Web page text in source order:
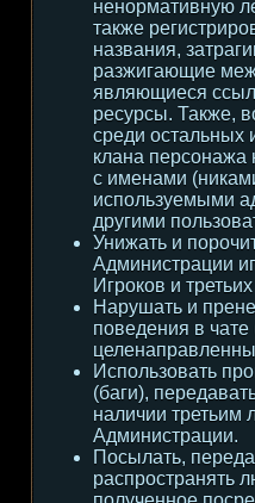
ненормативную
также
названия,
разжигающие
являющиеся
ресурсы. Также,
среди остальных
клана
с именами
используемыми
другими
Унижать и
Администрации
Игроков и
Нарушать и
поведения в чате
Использовать
(баги),
наличии третьим
Администрации.
Посылать,
распространять